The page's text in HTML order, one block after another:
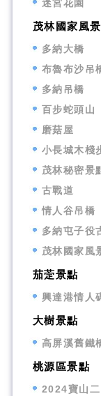
迷宮花園
茂林國家風
多納大橋
布魯布沙吊
多納吊橋
百步蛇頭山
磨菇屋
小長城木棧
茂林秘密景
古戰道
情人谷吊橋
多納屯子役
茂林國家風
茄萣景點
興達港情人
大樹景點
高屏溪舊鐵
桃源區景點
2024寶山